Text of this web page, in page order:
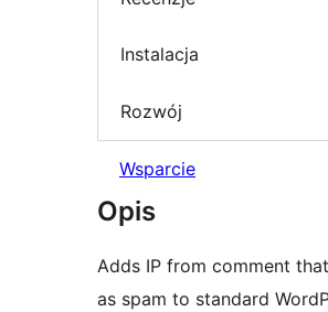
Instalacja
Rozwój
Wsparcie
Opis
Adds IP from comment
as spam to standard